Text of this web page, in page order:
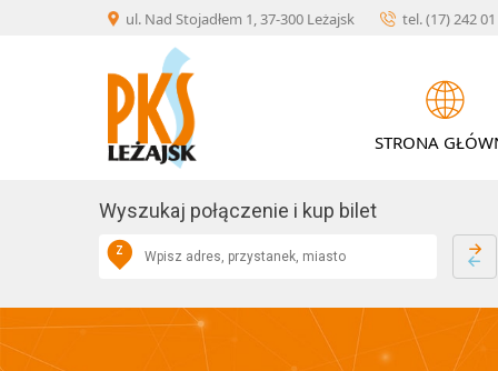
ul. Nad Stojadłem 1, 37-300 Leżajsk tel. (17) 242
STRONA
Wyszukaj połączenie i kup bilet
Z